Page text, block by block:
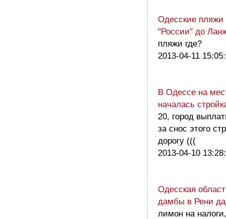
Одесские пляжи
"России" до
пляжи где?
2013-04-11
В Одессе на
началась
20, город
за снос этого
дорогу (((
2013-04-10
Одесская
дамбы в Рени
лимон на